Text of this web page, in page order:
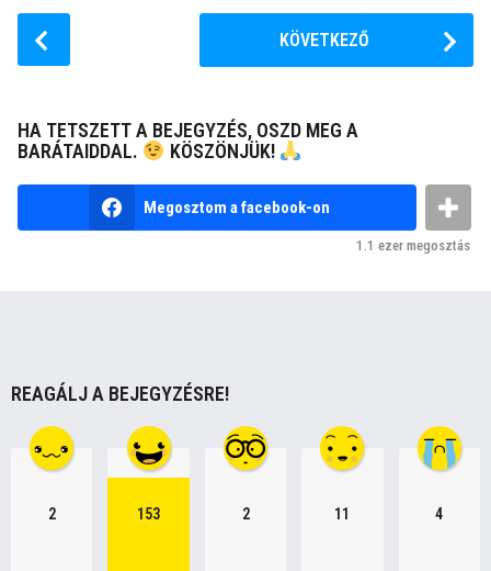
o
P
g
i
n
KÖVETKEZŐ
HA TETSZETT A BEJEGYZÉS, OSZD MEG A
BARÁTAIDDAL.
KÖSZÖNJÜK!
Megosztom a facebook-on
1.1 ezer megosztás
REAGÁLJ A BEJEGYZÉSRE!
2 153 2 11 4